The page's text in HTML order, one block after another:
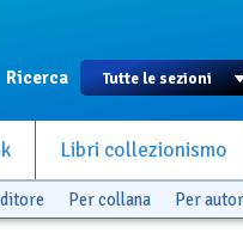
Ricerca
Libri collezionismo
Per collana Per